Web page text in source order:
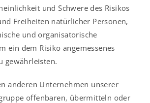
und Schwere des Risikos
Freiheiten natürlicher Personen,
und organisatorische
ein dem Risiko angemessenes
gewährleisten.
anderen Unternehmen unserer
offenbaren, übermitteln oder